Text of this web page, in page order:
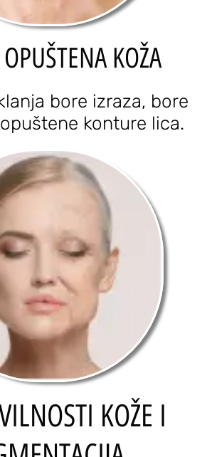
KOŽA
bore izraza, bore
konture lica.
KOŽE I